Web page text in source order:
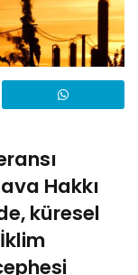
Hakkı
küresel